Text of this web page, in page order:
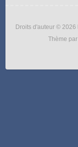
Droits d'auteur © 2026
Thème par